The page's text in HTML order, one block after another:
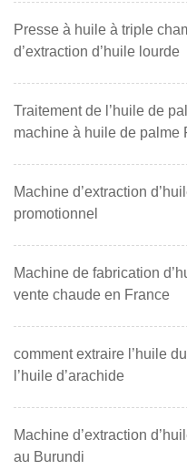
Presse à huile à triple
d’extraction d’huile lourde
Traitement de l’huile de
machine à huile de palme
Machine d’extraction
promotionnel
Machine de fabrication
vente chaude en France
comment extraire l’huile
l’huile d’arachide
Machine d’extraction
au Burundi